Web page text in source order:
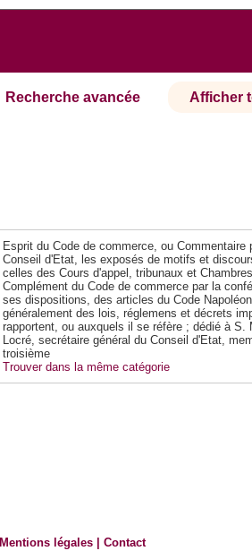
Recherche avancée Afficher
Esprit du Code de commerce, ou
Conseil d'Etat, les exposés de motifs et
celles des Cours d'appel, tribunaux et
Complément du Code de commerce par la
ses dispositions, des articles du Code
généralement des lois, réglemens et décrets
rapportent, ou auxquels il se réfère ; dédié à S.
Locré, secrétaire général du Conseil d'Etat,
troisième
Trouver dans la même catégorie
Mentions légales |Contact